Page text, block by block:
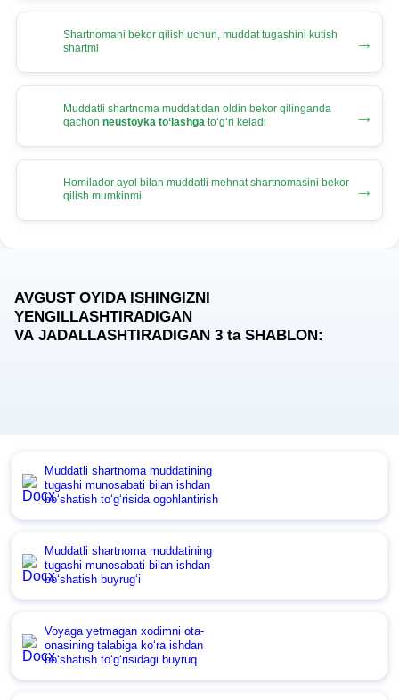
Shartnomani bekor qilish uchun, muddat tugashini kutish
shartmi
→
Muddatli shartnoma muddatidan oldin bekor qilinganda
qachon neustoyka toʻlashga toʻgʻri keladi →
Homilador ayol bilan muddatli mehnat shartnomasini bekor
qilish mumkinmi
→
AVGUST OYIDA ISHINGIZNI
YENGILLASHTIRADIGAN
VA JADALLASHTIRADIGAN 3 taSHABLON:
Muddatli shartnoma muddatining
tugashi munosabati bilan ishdan
boʻshatish toʻgʻrisida ogohlantirish
Muddatli shartnoma muddatining
tugashi munosabati bilan ishdan
boʻshatish buyrugʻi
Voyaga yetmagan хodimni ota-
onasining talabiga koʻra ishdan
boʻshatish toʻgʻrisidagi buyruq